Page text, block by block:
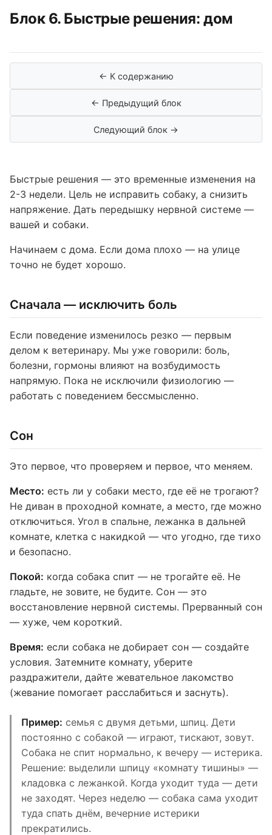
Блок 6. Быстрые решения: дом
← К содержанию
← Предыдущий блок
Следующий блок →
Быстрые решения — это временные изменения на
2-3 недели. Цель не исправить собаку, а снизить
напряжение. Дать передышку нервной системе —
вашей и собаки.
Начинаем с дома. Если дома плохо — на улице
точно не будет хорошо.
Сначала — исключить боль
Если поведение изменилось резко — первым
делом к ветеринару. Мы уже говорили: боль,
болезни, гормоны влияют на возбудимость
напрямую. Пока не исключили физиологию —
работать с поведением бессмысленно.
Сон
Это первое, что проверяем и первое, что меняем.
Место: есть ли у собаки место, где её не трогают?
Не диван в проходной комнате, а место, где можно
отключиться. Угол в спальне, лежанка в дальней
комнате, клетка с накидкой — что угодно, где тихо
и безопасно.
Покой: когда собака спит — не трогайте её. Не
гладьте, не зовите, не будите. Сон — это
восстановление нервной системы. Прерванный сон
— хуже, чем короткий.
Время: если собака не добирает сон — создайте
условия. Затемните комнату, уберите
раздражители, дайте жевательное лакомство
(жевание помогает расслабиться и заснуть).
Пример: семья с двумя детьми, шпиц. Дети
постоянно с собакой — играют, тискают, зовут.
Собака не спит нормально, к вечеру — истерика.
Решение: выделили шпицу «комнату тишины» —
кладовка с лежанкой. Когда уходит туда — дети
не заходят. Через неделю — собака сама уходит
туда спать днём, вечерние истерики
прекратились.